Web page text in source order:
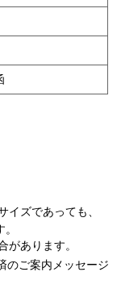
イズであっても、
があります。
のご案内メッセージ